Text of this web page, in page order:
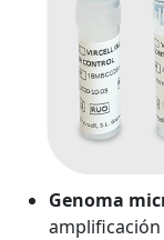
Genoma